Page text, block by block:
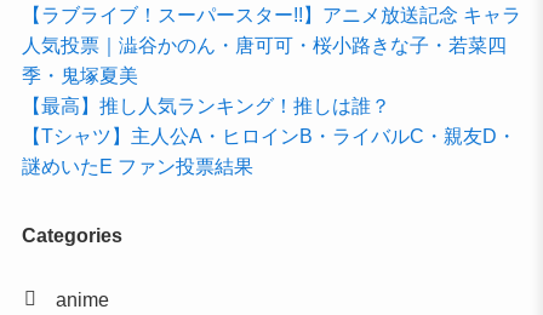
【ラブライブ！スーパースター!!】アニメ放送記念 キャラ
人気投票｜澁谷かのん・唐可可・桜小路きな子・若菜四
季・鬼塚夏美
【最高】推し人気ランキング！推しは誰？
【Tシャツ】主人公A・ヒロインB・ライバルC・親友D・
謎めいたE ファン投票結果
Categories
anime